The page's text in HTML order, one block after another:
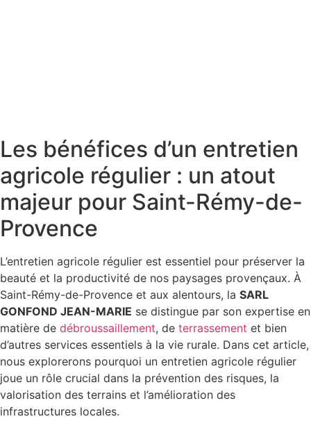
Les bénéfices d’un entretien
agricole régulier : un atout
majeur pour Saint-Rémy-de-
Provence
L’entretien agricole régulier est essentiel pour préserver la
beauté et la productivité de nos paysages provençaux. À
Saint-Rémy-de-Provence et aux alentours, la SARL
GONFOND JEAN-MARIE se distingue par son expertise en
matière de débroussaillement, de terrassement et bien
d’autres services essentiels à la vie rurale. Dans cet article,
nous explorerons pourquoi un entretien agricole régulier
joue un rôle crucial dans la prévention des risques, la
valorisation des terrains et l’amélioration des
infrastructures locales.